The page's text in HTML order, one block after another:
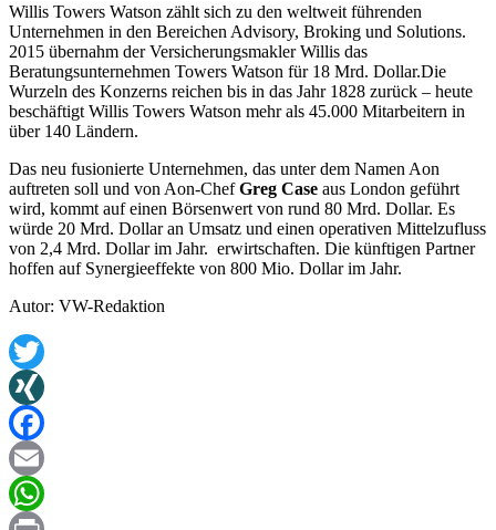
Willis Towers Watson zählt sich zu den weltweit führenden
Unternehmen in den Bereichen Advisory, Broking und Solutions.
2015 übernahm der Versicherungsmakler Willis das
Beratungsunternehmen Towers Watson für 18 Mrd. Dollar.Die
Wurzeln des Konzerns reichen bis in das Jahr 1828 zurück – heute
beschäftigt Willis Towers Watson mehr als 45.000 Mitarbeitern in
über 140 Ländern.
Das neu fusionierte Unternehmen, das unter dem Namen Aon
auftreten soll und von Aon-ChefGreg Case aus London geführt
wird, kommt auf einen Börsenwert von rund 80 Mrd. Dollar. Es
würde 20 Mrd. Dollar an Umsatz und einen operativen Mittelzufluss
von 2,4 Mrd. Dollar im Jahr. erwirtschaften. Die künftigen Partner
hoffen auf Synergieeffekte von 800 Mio. Dollar im Jahr.
Autor: VW-Redaktion
Twitter
XING
Facebook
Email